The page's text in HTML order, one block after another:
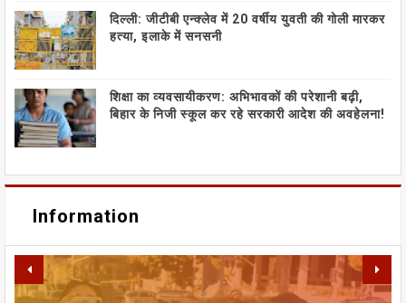
दिल्ली: जीटीबी एन्क्लेव में 20 वर्षीय युवती की गोली मारकर
हत्या, इलाके में सनसनी
शिक्षा का व्यवसायीकरण: अभिभावकों की परेशानी बढ़ी,
बिहार के निजी स्कूल कर रहे सरकारी आदेश की अवहेलना!
Information